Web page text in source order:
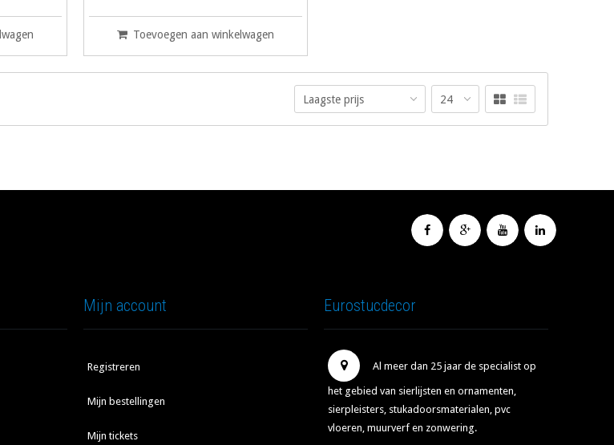
Toevoegen aan winkelwagen
Laagste prijs 24
Mijn account
Registreren
Mijn bestellingen
Mijn tickets
Eurostucdecor
Al meer dan 25 jaar de specialist op
het gebied van sierlijsten en ornamenten,
sierpleisters, stukadoorsmaterialen, pvc
vloeren, muurverf en zonwering.